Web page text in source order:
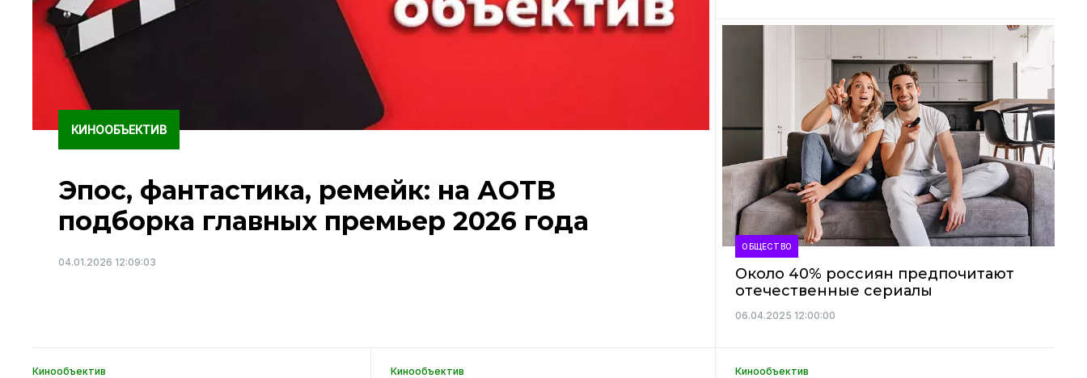
КИНООБЪЕКТИВ
Эпос, фантастика, ремейк: на АОТВ
подборка главных премьер 2026 года
04.01.2026 12:09:03
ОБЩЕСТВО
Около 40% россиян предпочитают
отечественные сериалы
06.04.2025 12:00:00
Кинообъектив Кинообъектив Кинообъектив